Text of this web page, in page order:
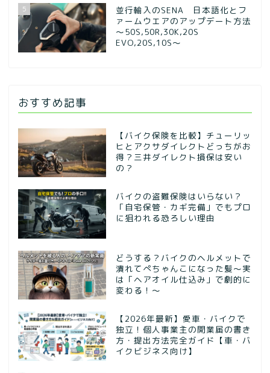
5
並行輸入のSENA 日本語化とフ
ァームウエアのアップデート方法
～50S,50R,30K,20S
EVO,20S,10S～
おすすめ記事
【バイク保険を比較】チューリッ
ヒとアクサダイレクトどっちがお
得？三井ダイレクト損保は安い
の？
バイクの盗難保険はいらない？
「自宅保管・カギ完備」でもプロ
に狙われる恐ろしい理由
どうする？バイクのヘルメットで
潰れてぺちゃんこになった髪〜実
は「ヘアオイル仕込み」で劇的に
変わる！〜
【2026年最新】愛車・バイクで
独立！個人事業主の開業届の書き
方・提出方法完全ガイド【車・バ
イクビジネス向け】